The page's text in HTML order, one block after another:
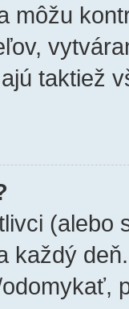
môžu
taktiež
(alebo
každý